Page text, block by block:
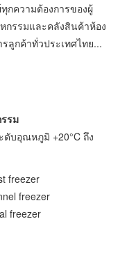
กความต้องการของผู้
กรรมและคลังสินค้าห้อง
ลูกค้าทั่วประเทศไทย...
รม
ดับอุณหภูมิ +20°C ถึง
freezer
freezer
freezer